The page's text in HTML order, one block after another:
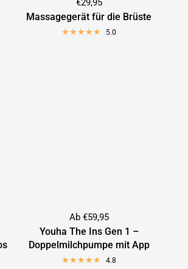
€29,95
Massagegerät für die Brüste
5.0
Ab €59,95
Youha The Ins Gen 1 –
Doppelmilchpumpe mit App
4.8